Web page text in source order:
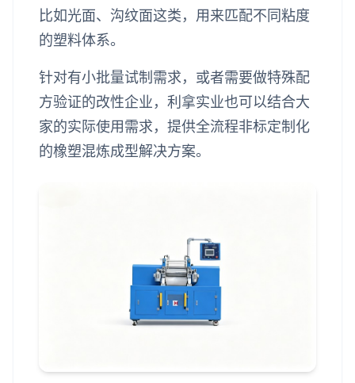
比如光面、沟纹面这类，用来匹配不同粘度
的塑料体系。
针对有小批量试制需求，或者需要做特殊配
方验证的改性企业，利拿实业也可以结合大
家的实际使用需求，提供全流程非标定制化
的橡塑混炼成型解决方案。